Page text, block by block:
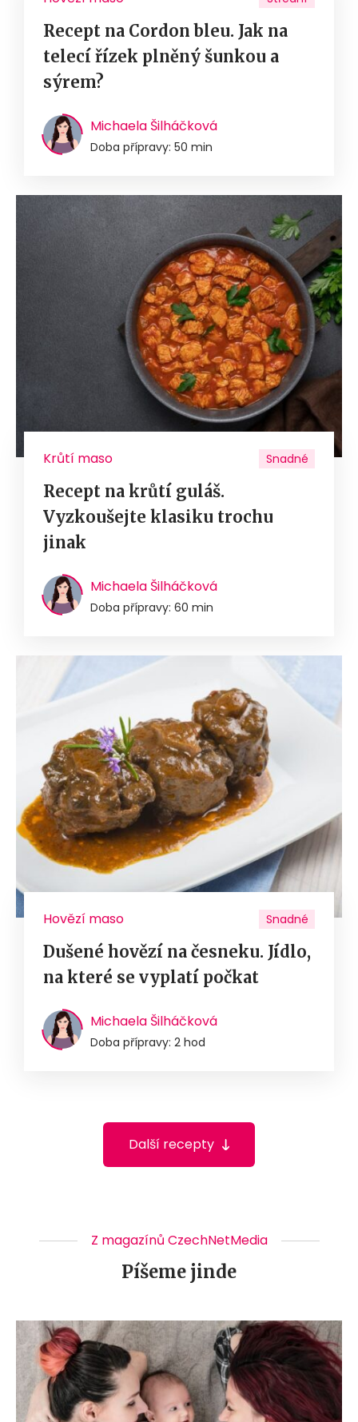
Recept na Cordon bleu. Jak na
telecí řízek plněný šunkou a
sýrem?
Michaela Šilháčková
Doba přípravy: 50 min
Krůtí maso Snadné
Recept na krůtí guláš.
Vyzkoušejte klasiku trochu
jinak
Michaela Šilháčková
Doba přípravy: 60 min
Hovězí maso Snadné
Dušené hovězí na česneku. Jídlo,
na které se vyplatí počkat
Michaela Šilháčková
Doba přípravy: 2 hod
Další recepty
Z magazínů CzechNetMedia
Píšeme jinde